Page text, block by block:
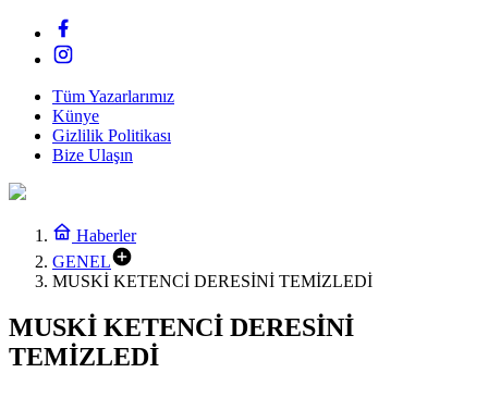
Tüm Yazarlarımız
Künye
Gizlilik Politikası
Bize Ulaşın
Haberler
GENEL
MUSKİ KETENCİ DERESİNİ TEMİZLEDİ
MUSKİ KETENCİ DERESİNİ
TEMİZLEDİ